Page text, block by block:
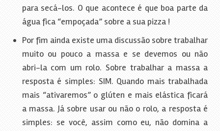
para secá-los. O que acontece é que boa parte da
água fica “empoçada” sobre a sua pizza !
Por fim ainda existe uma discussão sobre trabalhar
muito ou pouco a massa e se devemos ou não
abri-la com um rolo. Sobre trabalhar a massa a
resposta é simples: SIM. Quando mais trabalhada
mais “ativaremos” o glúten e mais elástica ficará
a massa. Já sobre usar ou não o rolo, a resposta é
simples: se você, assim como eu, não domina a